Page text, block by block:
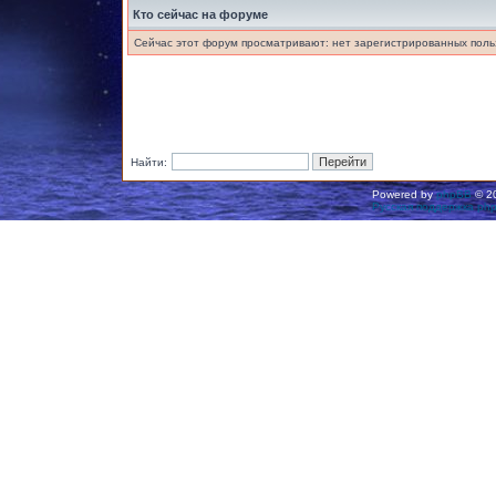
Кто сейчас на форуме
Сейчас этот форум просматривают: нет зарегистрированных
Найти:
Powered byphpBB©
Русская поддержка